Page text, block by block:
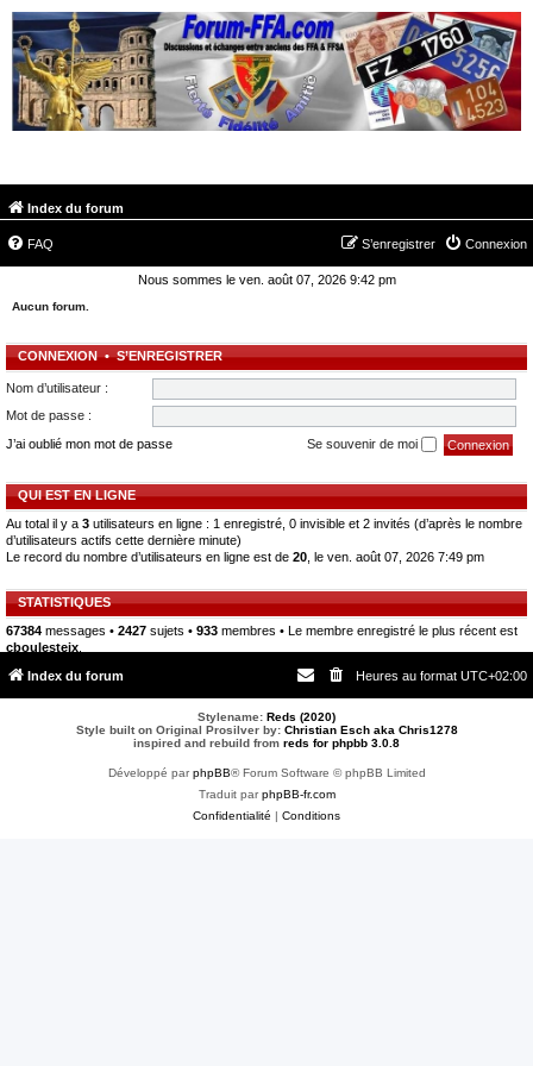
Index du forum
FAQ Connexion
S’enregistrer
Nous sommes le ven. août 07, 2026 9:42 pm
Aucun forum.
CONNEXION•S’ENREGISTRER
Nom d’utilisateur :
Mot de passe :
J’ai oublié mon mot de passe
Se souvenir de moi
QUI EST EN LIGNE
Au total il y a 3 utilisateurs en ligne : 1 enregistré, 0 invisible et 2 invités (d’après le nombre
d’utilisateurs actifs cette dernière minute)
Le record du nombre d’utilisateurs en ligne est de 20 , le ven. août 07, 2026 7:49 pm
STATISTIQUES
67384 messages • 2427 sujets • 933 membres • Le membre enregistré le plus récent est
cboulesteix
Index du forum
Heures au format UTC+02:00
Stylename: Reds (2020)
Style built on Original Prosilver by: Christian Esch aka Chris1278
inspired and rebuild from reds for phpbb 3.0.8
Développé parphpBB® Forum Software © phpBB Limited
Traduit parphpBB-fr.com
Confidentialité | Conditions